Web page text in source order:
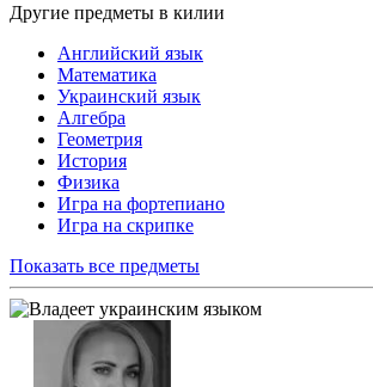
Другие предметы в килии
Английский язык
Математика
Украинский язык
Алгебра
Геометрия
История
Физика
Игра на фортепиано
Игра на скрипке
Показать все предметы